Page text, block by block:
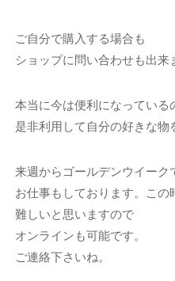
ご自分で購入する場合も
ショップに問い合わせも出来
本当に今は便利になっている
是非利用して自分の好きな物
来週からゴールデンウイーク
お仕事もしております。この
難しいと思いますので
オンラインも可能です。
ご連絡下さいね。